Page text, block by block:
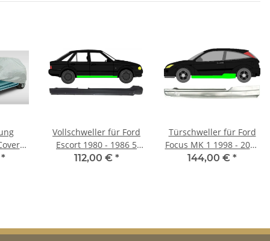
*
Vollschweller für Ford
Escort 1980 - 1986 5
Türer rechts
112,00 € *
Türschweller für Ford
Focus MK 1 1998 - 2007
3 Türer links
144,00 € *